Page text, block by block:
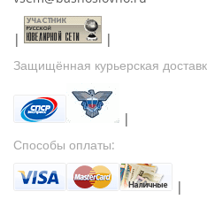
|
|
Защищённая курьерская
|
Способы оплаты:
|